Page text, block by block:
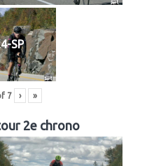
SP
7 › »
2e chrono